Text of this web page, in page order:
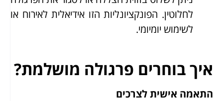
לחלוטין. הפונקציונליות הזו אידיאלית לאירוח או
לשימוש יומיומי.
איך בוחרים פרגולה מושלמת?
התאמה אישית לצרכים